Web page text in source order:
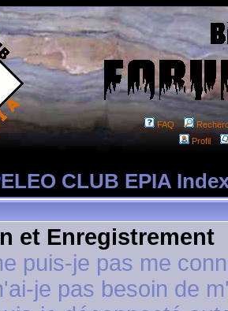
FAQ
Profil
CLUB EPIA
et Enregistrement
puis-je pas me
je pas besoin de